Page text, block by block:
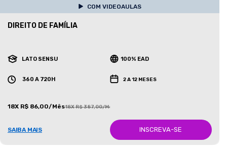
COM VIDEOAULAS
DIREITO DE FAMÍLIA
LATO SENSU 100% EAD
360 A 720H 2 A 12 MESES
18X R$ 86,00/Mês18X R$ 387,00/Mês
SAIBA MAIS INSCREVA-SE